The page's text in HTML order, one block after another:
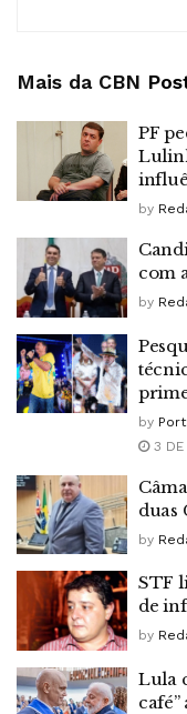
Mais da CBN
PF
by
com
by
by
3 DE
duas
by
STF
de
by
Lula